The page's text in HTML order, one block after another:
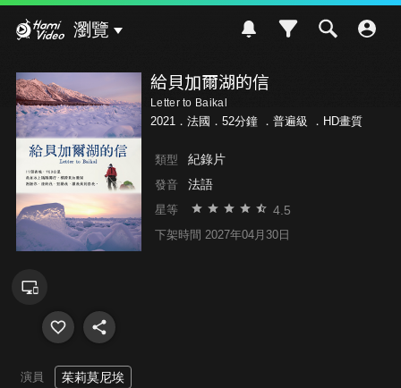
瀏覽
給貝加爾湖的信
Letter to Baikal
2021．法國．52分鐘 ． 普遍級 ．HD畫質
類型 紀錄片
發音 法語
星等 4.5
下架時間 2027年04月30日
演員 茱莉莫尼埃